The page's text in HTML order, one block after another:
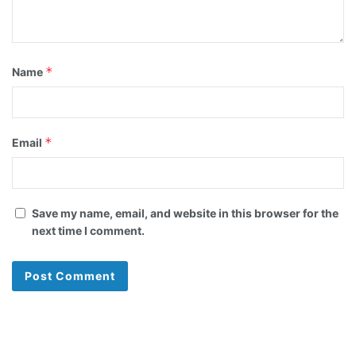
Name *
Email *
Save my name, email, and website in this browser for the
next time I comment.